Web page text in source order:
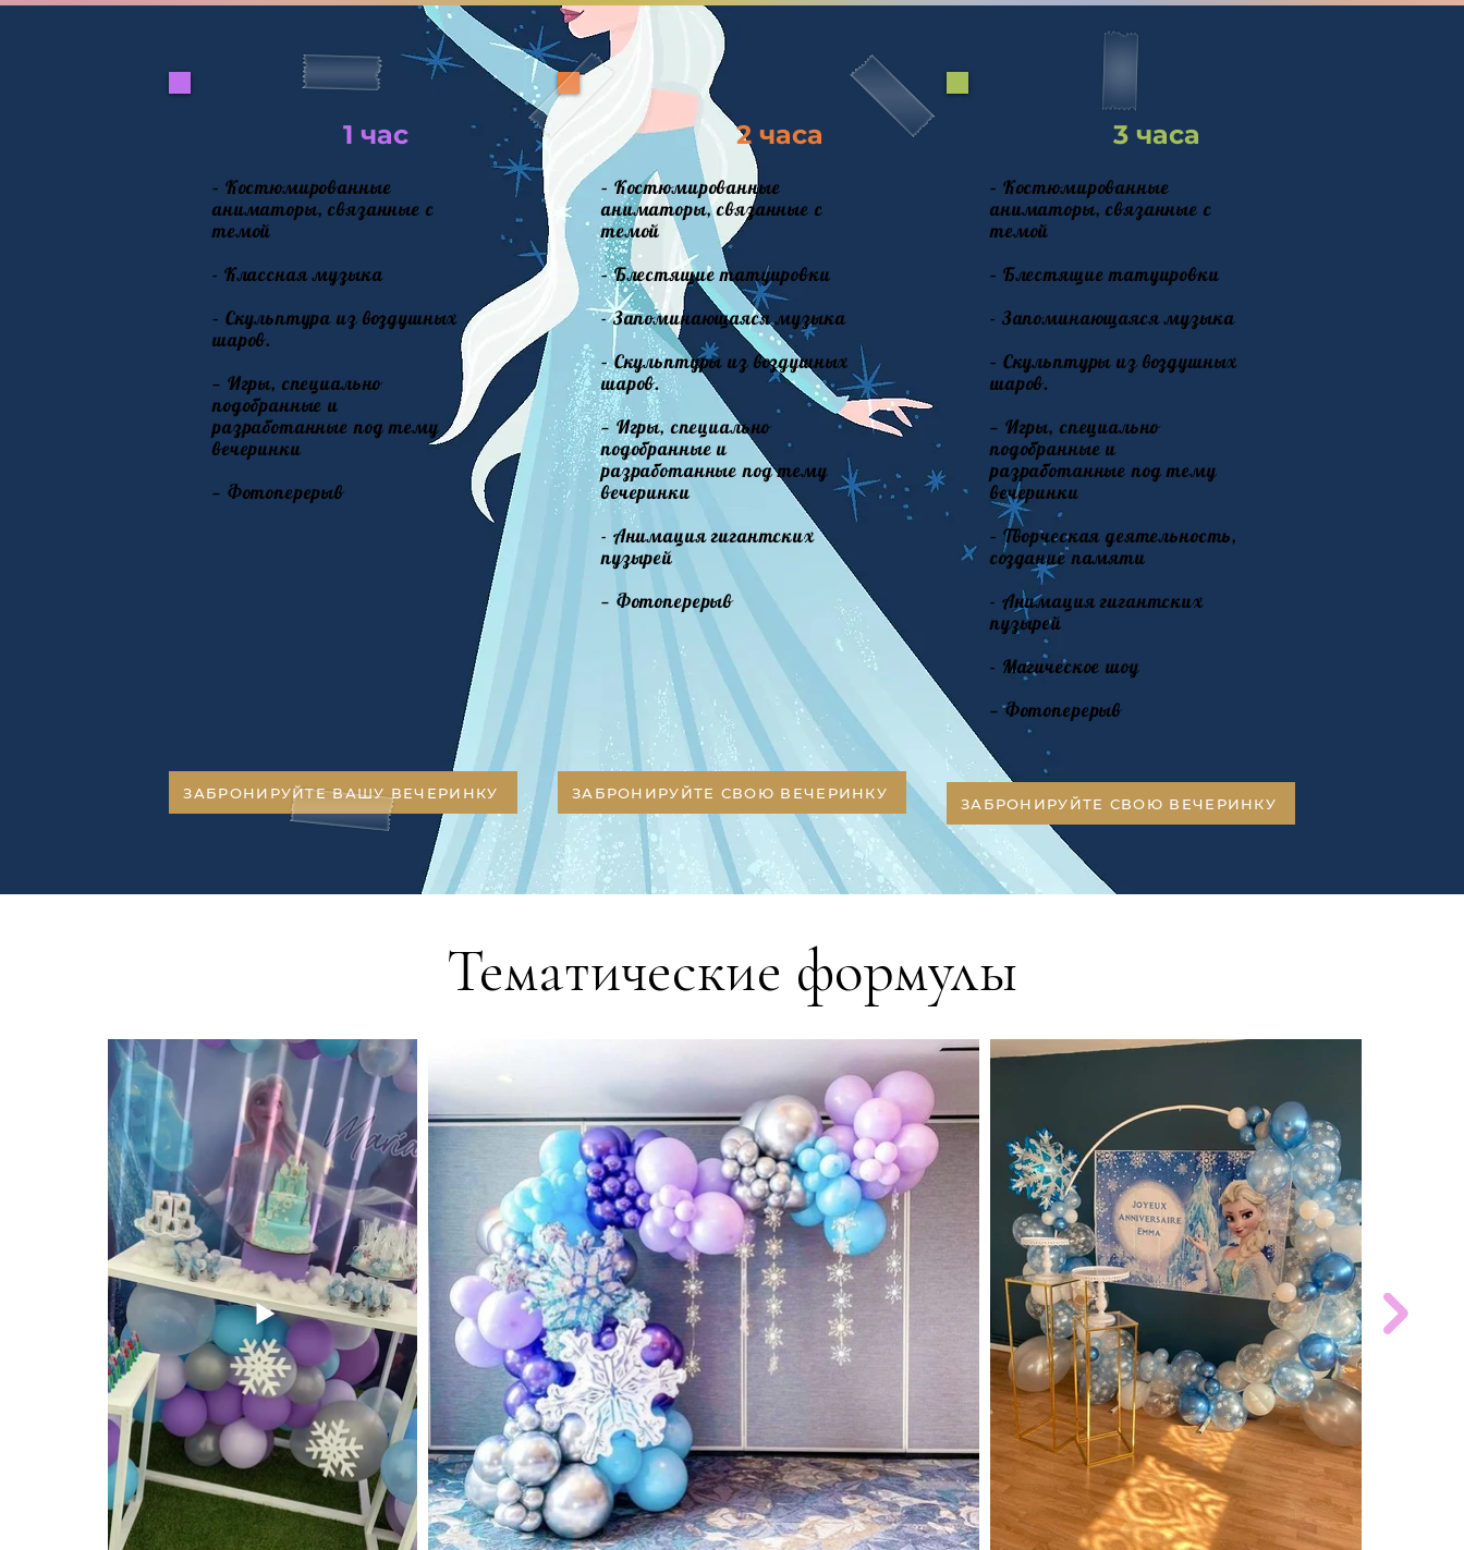
1 час
– Костюмированные
аниматоры, связанные с
темой
- Классная музыка
– Скульптура из воздушных
шаров.
— Игры, специально
подобранные и
разработанные под тему
вечеринки
— Фотоперерыв
ЗАБРОНИРУЙТЕ ВАШУ ВЕЧЕРИНКУ
2 часа
– Костюмированные
аниматоры, связанные с
темой
– Блестящие татуировки
- Запоминающаяся музыка
– Скульптуры из воздушных
шаров.
— Игры, специально
подобранные и
разработанные под тему
вечеринки
- Анимация гигантских
пузырей
— Фотоперерыв
ЗАБРОНИРУЙТЕ СВОЮ ВЕЧЕРИНКУ
3 часа
– Костюмированные
аниматоры, связанные с
темой
– Блестящие татуировки
- Запоминающаяся музыка
– Скульптуры из воздушных
шаров.
— Игры, специально
подобранные и
разработанные под тему
вечеринки
– Творческая деятельность,
создание памяти
- Анимация гигантских
пузырей
- Магическое шоу
— Фотоперерыв
ЗАБРОНИРУЙТЕ СВОЮ ВЕЧЕРИНКУ
Тематические формулы